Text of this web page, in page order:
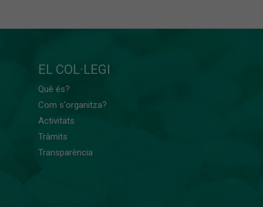
EL COL·LEGI
Què és?
Com s'organitza?
Activitats
Tràmits
Transparència